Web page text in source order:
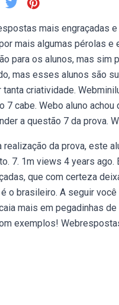
mais engraçadas
mais algumas pérolas e
para os alunos, mas
mas esses alunos são
tanta criatividade.
7 cabe. Webo aluno
a questão 7 da prova.
realização da prova, este
7. 1m views 4 years ago.
que com certeza
o brasileiro. A seguir
mais em pegadinhas
exemplos!